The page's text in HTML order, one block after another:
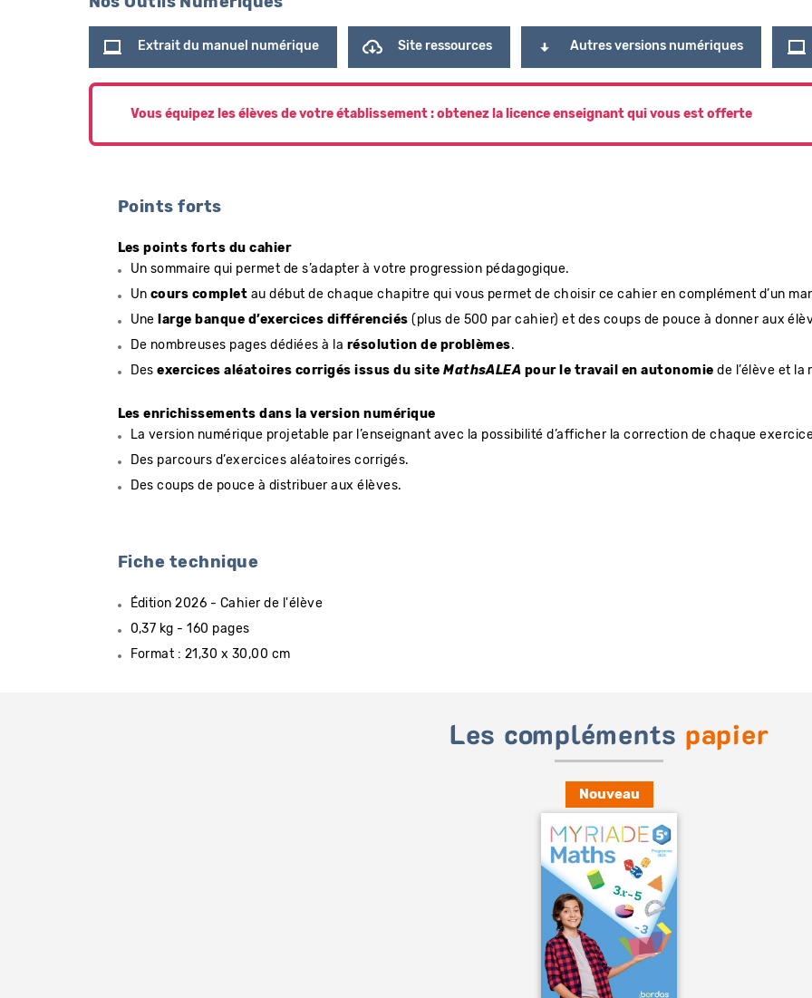
Extrait du manuel numérique Site ressources Autres versions numériques
Vous équipez les élèves de votre établissement : obtenez la licence enseignant qui vous est offerte
Points forts
Les points forts du cahier
Un sommaire qui permet de s’adapter à votre progression pédagogique.
Un cours complet au début de chaque chapitre qui vous permet de choisir ce cahier en complément d’un
Une
large banque d’exercices différenciés (plus de 500 par cahier) et des coups de pouce à donner aux
De nombreuses pages dédiées à la résolution de problèmes.
Desexercices aléatoires corrigés issus du siteMathsALEA pour le travail en autonomiede l’élève et la
Les enrichissements dans la version numérique
La version numérique projetable par l’enseignant avec la possibilité d’afficher la correction de chaque
Des parcours d’exercices aléatoires corrigés.
Des coups de pouce à distribuer aux élèves.
Fiche technique
Édition 2026 - Cahier de l'élève
0,37 kg - 160 pages
Format : 21,30 x 30,00 cm
Les compléments papier
Nouveau